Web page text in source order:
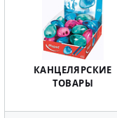
КАНЦЕЛЯРСКИЕ
ТОВАРЫ